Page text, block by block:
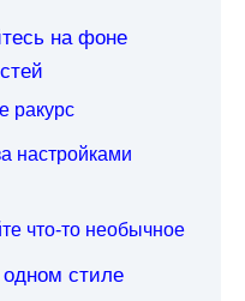
на фоне
ракурс
настройками
что-то необычное
стиле